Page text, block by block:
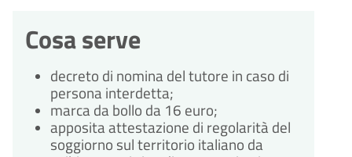
Cosa serve
decreto di nomina del tutore in caso di
persona interdetta;
marca da bollo da 16 euro;
apposita attestazione di regolarità del
soggiorno sul territorio italiano da